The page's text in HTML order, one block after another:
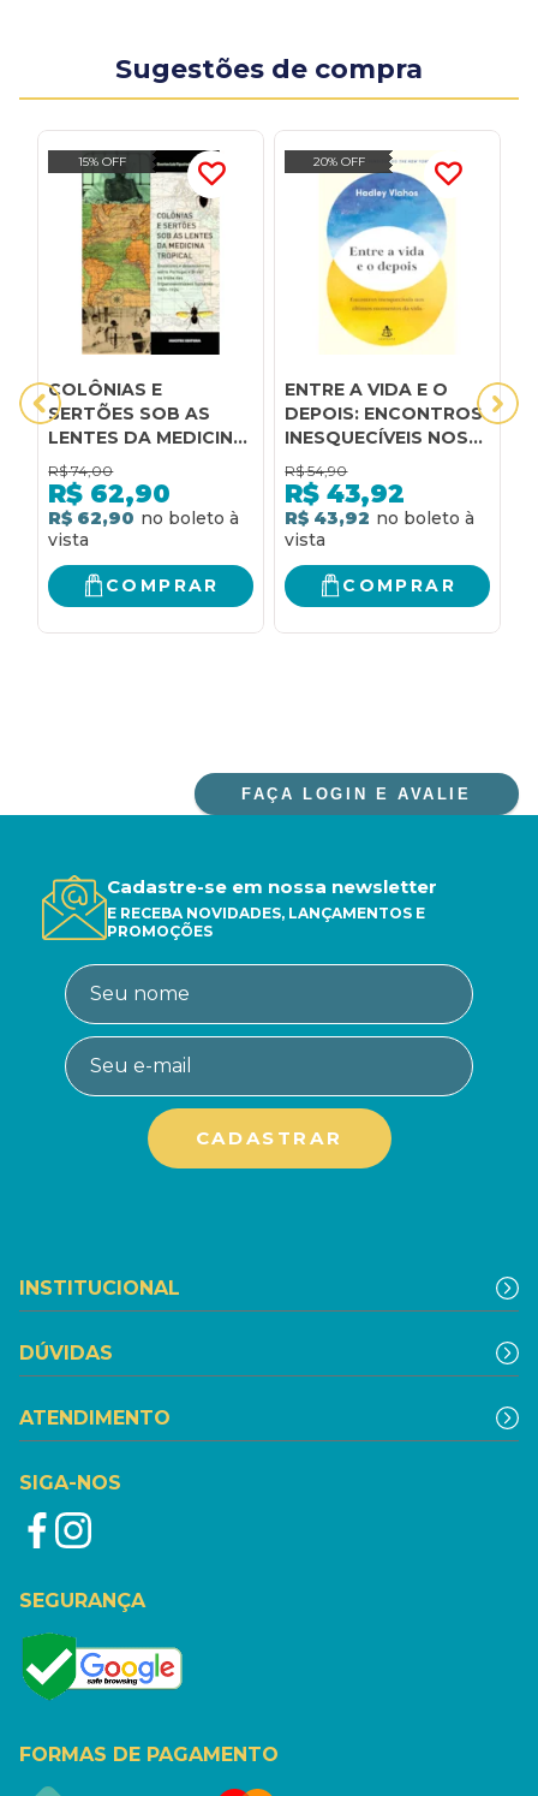
Sugestões de compra
15% OFF
COLÔNIAS E
SERTÕES SOB AS
LENTES DA MEDICINA
TROPICAL:
ENCONTROS E
DESENCONTROS
ENTRE PORTUGAL E
DAS
TRIPANOSSOMÍASES
HUMANAS, 1901-1924
R$ 74,00
R$ 62,90
R$ 62,90
COMPRAR
20% OFF
ENTRE A VIDA E O
DEPOIS: ENCONTROS
INESQUECÍVEIS NOS
ÚLTIMOS MOMENTOS
DA VIDA
R$ 54,90
R$ 43,92
R$ 43,92
COMPRAR
FAÇA LOGIN E AVALIE
Cadastre-se em nossa newsletter
E RECEBA NOVIDADES, LANÇAMENTOS E
PROMOÇÕES
INSTITUCIONAL
DÚVIDAS
ATENDIMENTO
SIGA-NOS
SEGURANÇA
FORMAS DE PAGAMENTO